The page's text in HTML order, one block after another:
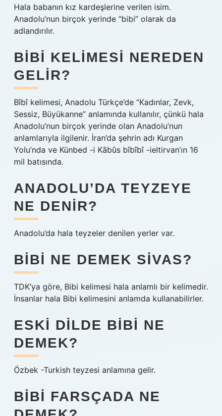
Hala babanın kız kardeşlerine verilen isim.
Anadolu’nun birçok yerinde “bibi” olarak da
adlandırılır.
BIBI KELIMESI NEREDEN
GELIR?
Bîbî kelimesi, Anadolu Türkçe’de “Kadınlar, Zevk,
Sessiz, Büyükanne” anlamında kullanılır, çünkü hala
Anadolu’nun birçok yerinde olan Anadolu’nun
anlamlarıyla ilgilenir. İran’da şehrin adı Kurgan
Yolu’nda ve Künbed -i Kābûs bîbîbî -ieltirvan’ın 16
mil batısında.
ANADOLU’DA TEYZEYE
NE DENIR?
Anadolu’da hala teyzeler denilen yerler var.
BIBI NE DEMEK SIVAS?
TDK’ya göre, Bibi kelimesi hala anlamlı bir kelimedir.
İnsanlar hala Bibi kelimesini anlamda kullanabilirler.
ESKI DILDE BIBI NE
DEMEK?
Özbek -Turkish teyzesi anlamına gelir.
BIBI FARSÇADA NE